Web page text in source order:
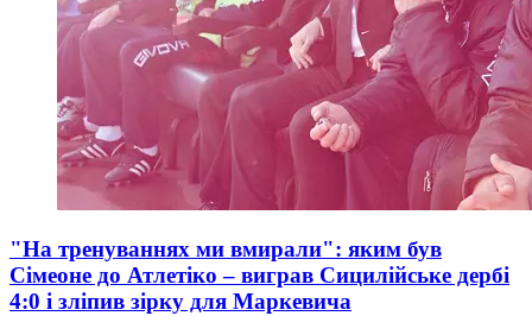
"На тренуваннях ми вмирали": яким був
Сімеоне до Атлетіко – виграв Сицилійське дербі
4:0 і зліпив зірку для Маркевича